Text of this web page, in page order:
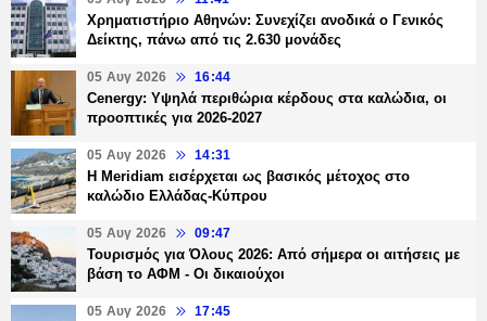
Χρηματιστήριο Αθηνών: Συνεχίζει ανοδικά ο Γενικός
Δείκτης, πάνω από τις 2.630 μονάδες
05 Αυγ 2026 16:44
Cenergy: Υψηλά περιθώρια κέρδους στα καλώδια, οι
προοπτικές για 2026-2027
05 Αυγ 2026 14:31
Η Meridiam εισέρχεται ως βασικός μέτοχος στο
καλώδιο Ελλάδας-Κύπρου
05 Αυγ 2026 09:47
Τουρισμός για Όλους 2026: Από σήμερα οι αιτήσεις με
βάση το ΑΦΜ - Οι δικαιούχοι
05 Αυγ 2026 17:45